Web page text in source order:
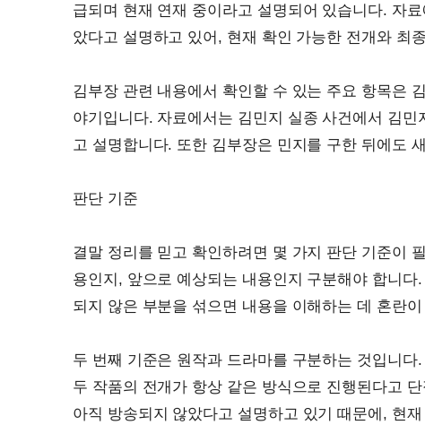
급되며 현재 연재 중이라고 설명되어 있습니다. 자
았다고 설명하고 있어, 현재 확인 가능한 전개와 최
김부장 관련 내용에서 확인할 수 있는 주요 항목은
야기입니다. 자료에서는 김민지 실종 사건에서 김
고 설명합니다. 또한 김부장은 민지를 구한 뒤에도
판단 기준
결말 정리를 믿고 확인하려면 몇 가지 판단 기준이
용인지, 앞으로 예상되는 내용인지 구분해야 합니
되지 않은 부분을 섞으면 내용을 이해하는 데 혼란
두 번째 기준은 원작과 드라마를 구분하는 것입니
두 작품의 전개가 항상 같은 방식으로 진행된다고
아직 방송되지 않았다고 설명하고 있기 때문에, 현